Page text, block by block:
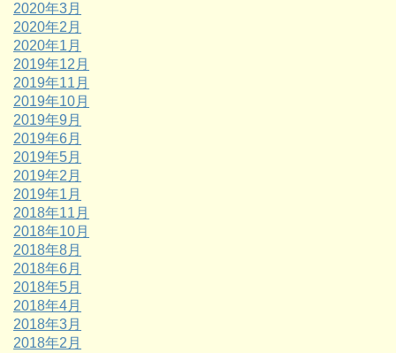
2020年3月
2020年2月
2020年1月
2019年12月
2019年11月
2019年10月
2019年9月
2019年6月
2019年5月
2019年2月
2019年1月
2018年11月
2018年10月
2018年8月
2018年6月
2018年5月
2018年4月
2018年3月
2018年2月